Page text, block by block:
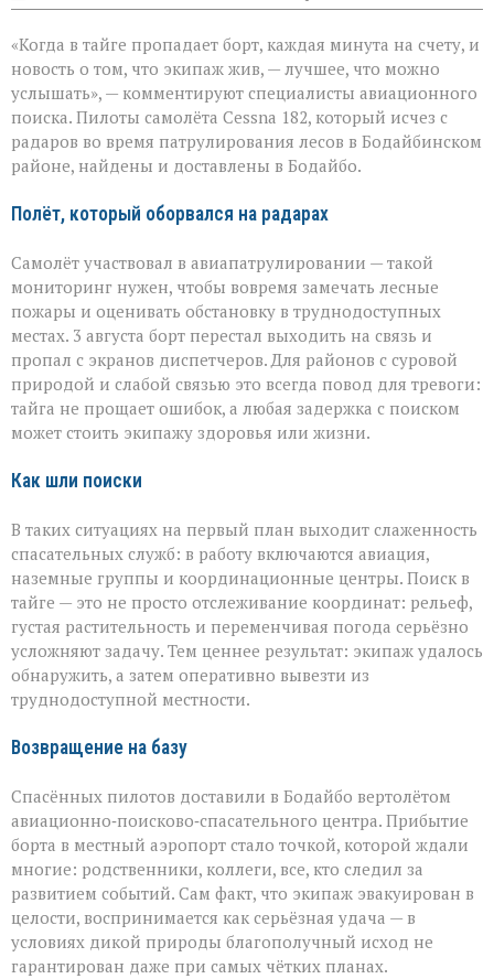
записи
на
земле — это
главное»:
найдены
пилоты
пропавшего
самолёта
«Когда в тайге пропадает борт, каждая минута на счету, и
новость о том, что экипаж жив, — лучшее, что можно
услышать», — комментируют специалисты авиационного
поиска. Пилоты самолёта Cessna 182, который исчез с
радаров во время патрулирования лесов в Бодайбинском
районе, найдены и доставлены в Бодайбо.
Полёт, который оборвался на радарах
Самолёт участвовал в авиапатрулировании — такой
мониторинг нужен, чтобы вовремя замечать лесные
пожары и оценивать обстановку в труднодоступных
местах. 3 августа борт перестал выходить на связь и
пропал с экранов диспетчеров. Для районов с суровой
природой и слабой связью это всегда повод для тревоги:
тайга не прощает ошибок, а любая задержка с поиском
может стоить экипажу здоровья или жизни.
Как шли поиски
В таких ситуациях на первый план выходит слаженность
спасательных служб: в работу включаются авиация,
наземные группы и координационные центры. Поиск в
тайге — это не просто отслеживание координат: рельеф,
густая растительность и переменчивая погода серьёзно
усложняют задачу. Тем ценнее результат: экипаж удалось
обнаружить, а затем оперативно вывезти из
труднодоступной местности.
Возвращение на базу
Спасённых пилотов доставили в Бодайбо вертолётом
авиационно‑поисково‑спасательного центра. Прибытие
борта в местный аэропорт стало точкой, которой ждали
многие: родственники, коллеги, все, кто следил за
развитием событий. Сам факт, что экипаж эвакуирован в
целости, воспринимается как серьёзная удача — в
условиях дикой природы благополучный исход не
гарантирован даже при самых чётких планах.